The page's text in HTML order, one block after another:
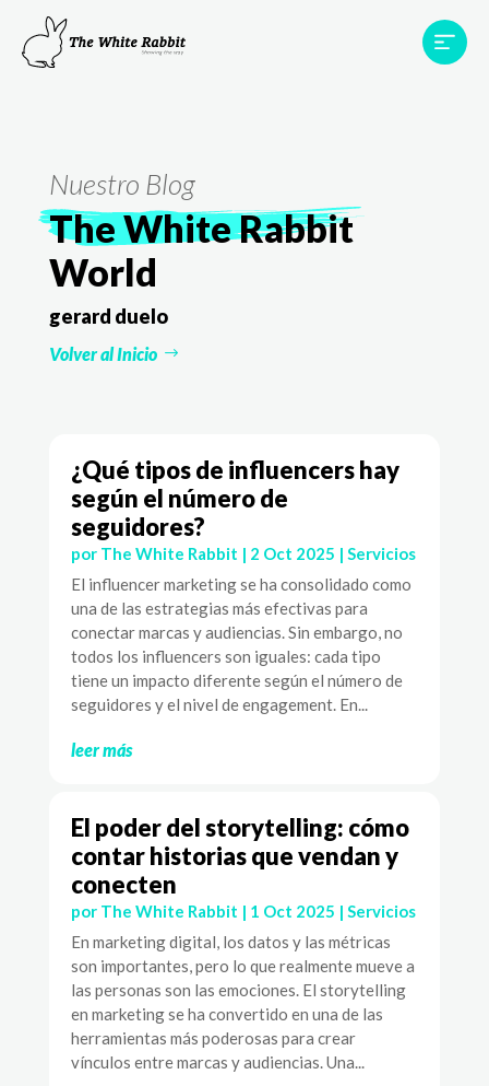
Proyectos
Testimonios
Nuestro Blog
The White Rabbit
World
gerard duelo
Volver al Inicio
¿Qué tipos de influencers hay
según el número de
seguidores?
por The White Rabbit | 2 Oct 2025 | Servicios
El influencer marketing se ha consolidado como
una de las estrategias más efectivas para
conectar marcas y audiencias. Sin embargo, no
todos los influencers son iguales: cada tipo
tiene un impacto diferente según el número de
seguidores y el nivel de engagement. En...
leer más
El poder del storytelling: cómo
contar historias que vendan y
conecten
por The White Rabbit | 1 Oct 2025 | Servicios
En marketing digital, los datos y las métricas
son importantes, pero lo que realmente mueve a
las personas son las emociones. El storytelling
en marketing se ha convertido en una de las
herramientas más poderosas para crear
vínculos entre marcas y audiencias. Una...